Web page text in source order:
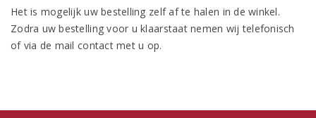
Het is mogelijk uw bestelling zelf af te halen in de winkel.
Zodra uw bestelling voor u klaarstaat nemen wij telefonisch
of via de mail contact met u op.